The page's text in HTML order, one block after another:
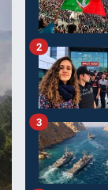
2
3